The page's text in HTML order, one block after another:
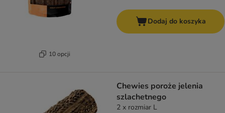
10 opcji
Dodaj do koszyka
Chewies poroże jelenia
szlachetnego
2 x rozmiar L